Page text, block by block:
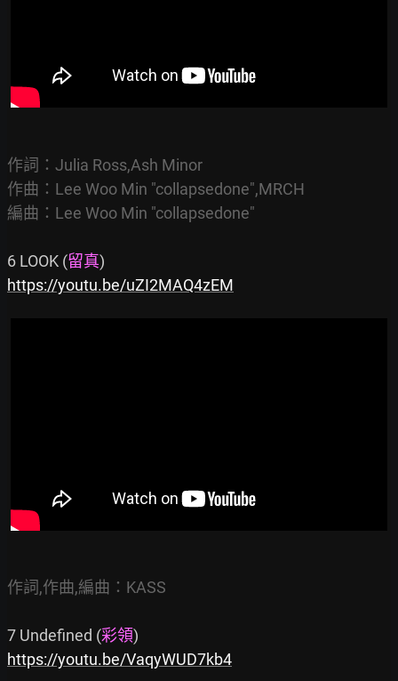
作詞：Julia Ross,Ash Minor
作曲：Lee Woo Min "collapsedone",MRCH
編曲：Lee Woo Min "collapsedone"
6 LOOK (留真
https://youtu.be/uZI2MAQ4zEM
作詞,作曲,編曲：KASS
7 Undefined (彩領
https://youtu.be/VaqyWUD7kb4